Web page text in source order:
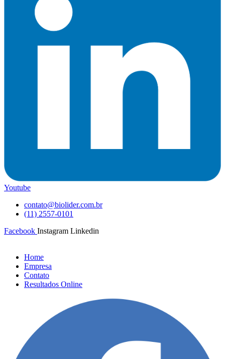
Youtube
contato@biolider.com.br
(11) 2557-0101
Facebook Instagram Linkedin
Home
Empresa
Contato
Resultados Online